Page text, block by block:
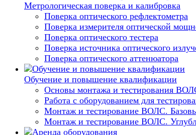
Метрологическая поверка и калибровка
Поверка оптического рефлектометра
Поверка измерителя оптической
Поверка оптического тестера
Поверка источника оптического
Поверка оптического аттенюатора
Обучение и повышение квалификации
Основы монтажа и тестирования
Работа с оборудованием для
Монтаж и тестирование ВОЛС.
Монтаж и тестирование ВОЛС.